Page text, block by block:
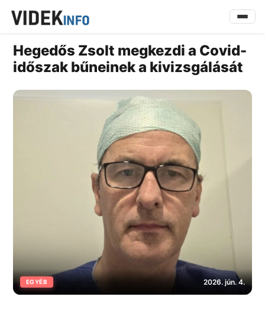
Hegedős Zsolt megkezdi a Covid-
időszak bűneinek a kivizsgálását
EGYÉB 2026. jún. 4.